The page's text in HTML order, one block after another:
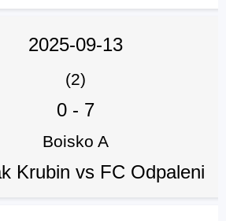
2025-09-13
(2)
0- 7
Boisko A
Krubin vs FC Odpaleni